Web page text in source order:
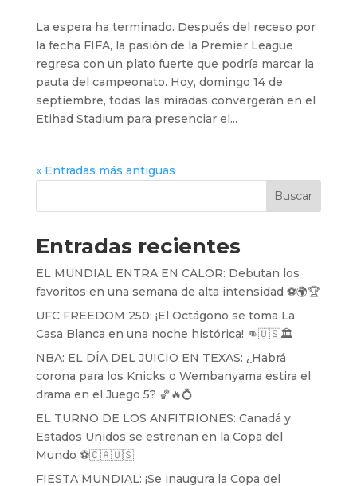
La espera ha terminado. Después del receso por
la fecha FIFA, la pasión de la Premier League
regresa con un plato fuerte que podría marcar la
pauta del campeonato. Hoy, domingo 14 de
septiembre, todas las miradas convergerán en el
Etihad Stadium para presenciar el...
« Entradas más antiguas
Buscar
Entradas recientes
EL MUNDIAL ENTRA EN CALOR: Debutan los
favoritos en una semana de alta intensidad ⚽️🌍🏆
UFC FREEDOM 250: ¡El Octágono se toma La
Casa Blanca en una noche histórica! 👊🇺🇸🏛️
NBA: EL DÍA DEL JUICIO EN TEXAS: ¿Habrá
corona para los Knicks o Wembanyama estira el
drama en el Juego 5? 🏀🔥💍
EL TURNO DE LOS ANFITRIONES: Canadá y
Estados Unidos se estrenan en la Copa del
Mundo ⚽️🇨🇦🇺🇸
FIESTA MUNDIAL: ¡Se inaugura la Copa del